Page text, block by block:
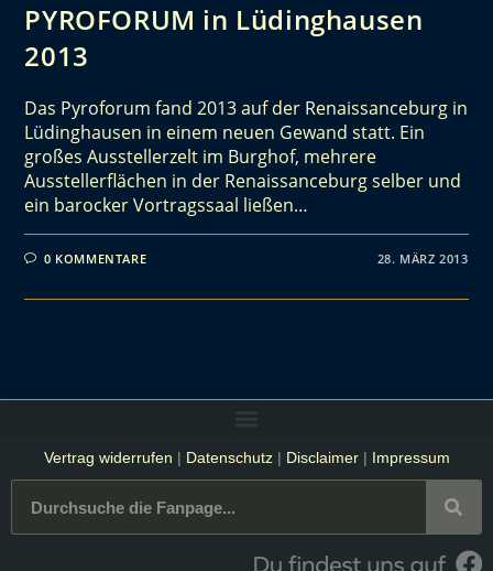
PYROFORUM in Lüdinghausen
2013
Das Pyroforum fand 2013 auf der Renaissanceburg in
Lüdinghausen in einem neuen Gewand statt. Ein
großes Ausstellerzelt im Burghof, mehrere
Ausstellerflächen in der Renaissanceburg selber und
ein barocker Vortragssaal ließen…
0 KOMMENTARE 28. MÄRZ 2013
Vertrag widerrufen | Datenschutz| Disclaimer| Impressum